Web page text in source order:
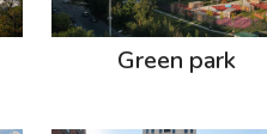
Green park